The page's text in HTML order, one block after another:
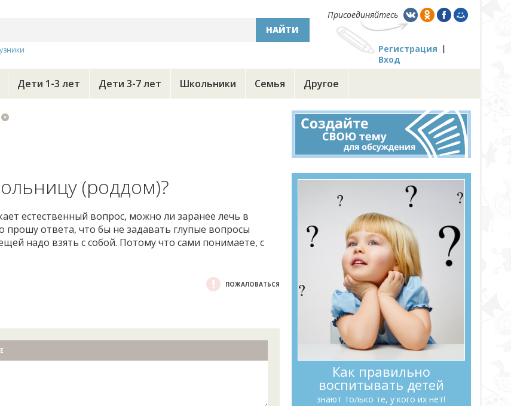
НАЙТИ
Присоединяйтесь
Регистрация
Вход
Дети 1-3 лет Дети 3-7 лет Школьники Семья Другое
(роддом)?
естественный вопрос, можно ли заранее лечь в
прошу ответа, что бы не задавать глупые вопросы
надо взять с собой. Потому что сами понимаете, с
ПОЖАЛОВАТЬСЯ
Как правильно
воспитывать детей
знают только те, у кого их нет!